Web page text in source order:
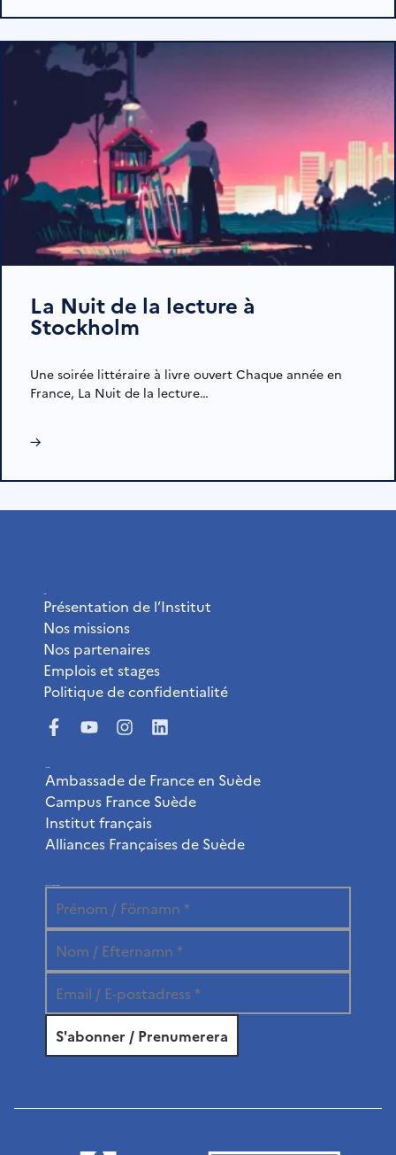
La Nuit de la lecture à
Stockholm
Une soirée littéraire à livre ouvert Chaque année en
France, La Nuit de la lecture…
→
Présentation de l’Institut
Nos missions
Nos partenaires
Emplois et stages
Politique de confidentialité
Ambassade de France en Suède
Campus France Suède
Institut français
Alliances Françaises de Suède